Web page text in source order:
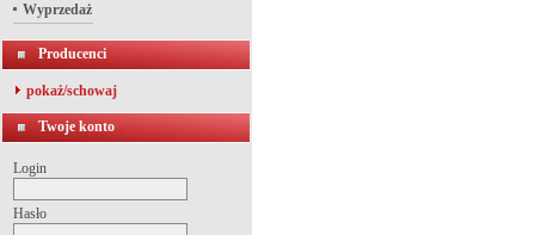
Wyprzedaż
Producenci
pokaż/schowaj
Twoje konto
Login
Hasło